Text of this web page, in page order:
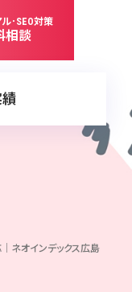
ル･SEO対策
相談
ネオインデックス広島